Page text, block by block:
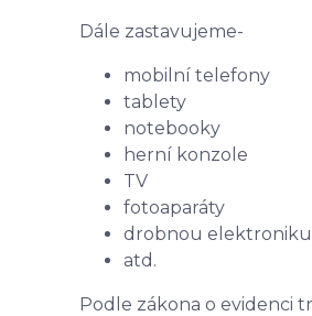
Dále zastavujeme-
mobilní telefony
tablety
notebooky
herní konzole
TV
fotoaparáty
drobnou elektroniku
atd.
Podle zákona o evidenci